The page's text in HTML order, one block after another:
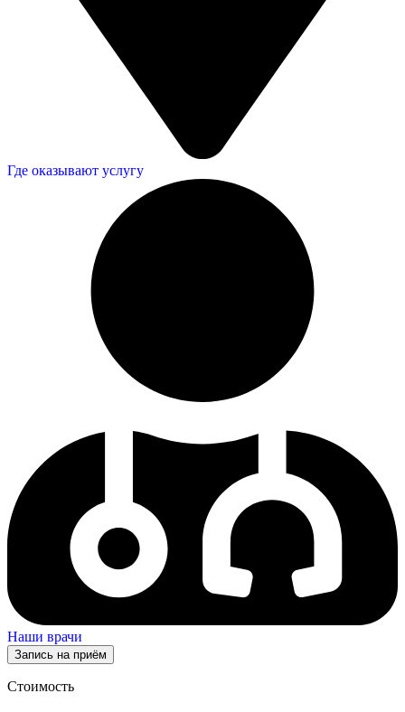
Где оказывают услугу
Наши врачи
Запись на приём
Стоимость